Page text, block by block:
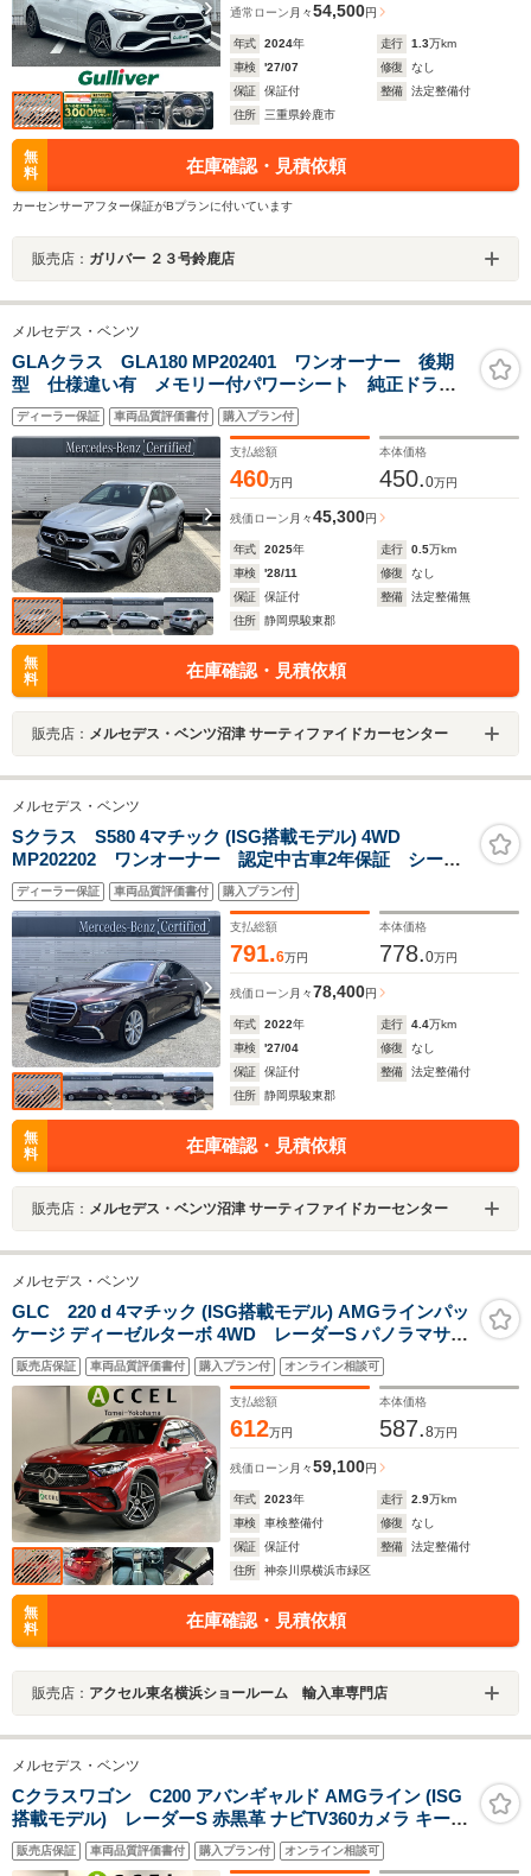
通常ローン 月々54,500円
年式 2024年 走行 1.3万km
車検
'27/07 修復
なし
保証
保証付 整備
法定整備付
住所
三重県鈴鹿市
無
料
在庫確認・見積依頼
カーセンサーアフター保証がBプランに付いています
販売店： ガリバー ２３号鈴鹿店
メルセデス・ベンツ
GLAクラス GLA180 MP202401 ワンオーナー 後期
型 仕様違い有 メモリー付パワーシート 純正ドライ
ブレコーダー前後 シートヒーター 電動リアゲート
64色アンビエントライト ワイヤレスチャージング
ディーラー保証 車両品質評価書付 購入プラン付
支払総額
460万円
本体価格
450.0万円
残価ローン 月々45,300円
年式 2025年 走行 0.5万km
車検
'28/11 修復
なし
保証
保証付 整備
法定整備無
住所
静岡県駿東郡
無
料
在庫確認・見積依頼
販売店： メルセデス・ベンツ沼津 サーティファイドカーセンター
メルセデス・ベンツ
Sクラス S580 4マチック (ISG搭載モデル) 4WD
MP202202 ワンオーナー 認定中古車2年保証 シート
ベンチレーション メモリー付パワーシート 前後ドラ
イブレコーダー レーダーセーフティ
ディーラー保証 車両品質評価書付 購入プラン付
支払総額
791.6万円
本体価格
778.0万円
残価ローン 月々78,400円
年式 2022年 走行 4.4万km
車検
'27/04 修復
なし
保証
保証付 整備
法定整備付
住所
静岡県駿東郡
無
料
在庫確認・見積依頼
販売店： メルセデス・ベンツ沼津 サーティファイドカーセンター
メルセデス・ベンツ
GLC 220 d 4マチック (ISG搭載モデル) AMGラインパッ
ケージ ディーゼルターボ 4WD レーダーS パノラマサン
ルーフ レザーエクスクルーシブPKG 純正ナビTV 360度カ
メラ ブラインドスポットアシスト キーレスゴー フットト
ランクオープナー ブルメスターサウンド ドラレコ ワン
販売店保証 車両品質評価書付 購入プラン付 オンライン相談可
支払総額
612万円
本体価格
587.8万円
残価ローン 月々59,100円
年式 2023年 走行 2.9万km
車検
車検整備付 修復
なし
保証
保証付 整備
法定整備付
住所
神奈川県横浜市緑区
無
料
在庫確認・見積依頼
販売店： アクセル東名横浜ショールーム 輸入車専門店
メルセデス・ベンツ
Cクラスワゴン C200 アバンギャルド AMGライン (ISG
搭載モデル) レーダーS 赤黒革 ナビTV360カメラ キーレ
スゴー ブラインドスポットアシスト ドラレコ 電動テール
ゲート
販売店保証 車両品質評価書付 購入プラン付 オンライン相談可